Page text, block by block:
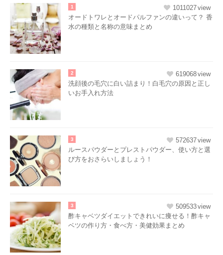
1
1011027
オードトワレとオードパルファンの違いって？ 香
水の種類と名称の意味まとめ
2
619068
洗顔後の毛穴に白い詰まり！白毛穴の原因と正し
いお手入れ方法
3
572637
ルースパウダーとプレストパウダー、使い方と選
び方をおさらいしましょう！
3
509533
酢キャベツダイエットできれいに痩せる！酢キャ
ベツの作り方・食べ方・美健効果まとめ